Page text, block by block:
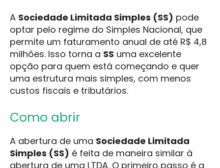
A Sociedade Limitada Simples (SS) pode
optar pelo regime do Simples Nacional, que
permite um faturamento anual de até R$ 4,8
milhões. Isso torna a SS uma excelente
opção para quem está começando e quer
uma estrutura mais simples, com menos
custos fiscais e tributários.
Como abrir
A abertura de uma Sociedade Limitada
Simples (SS) é feita de maneira similar à
abertura de uma LTDA. O primeiro passo é a